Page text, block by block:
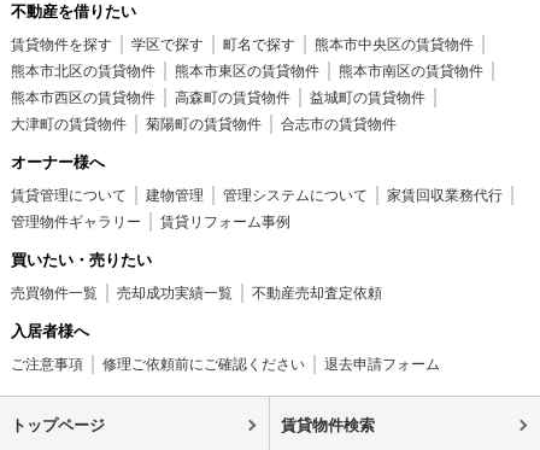
不動産を借りたい
賃貸物件を探す 学区で探す 町名で探す
熊本市中央区の賃貸物件
熊本市北区の賃貸物件
熊本市東区の賃貸物件
熊本市南区の賃貸物件
熊本市西区の賃貸物件
高森町の賃貸物件
益城町の賃貸物件
大津町の賃貸物件
菊陽町の賃貸物件 合志市の賃貸物件
オーナー様へ
賃貸管理について 建物管理 管理システムについて
家賃回収業務代行
管理物件ギャラリー
賃貸リフォーム事例
買いたい・売りたい
売買物件一覧 売却成功実績一覧 不動産売却査定依頼
入居者様へ
ご注意事項 修理ご依頼前にご確認ください 退去申請フォーム
トップページ 賃貸物件検索